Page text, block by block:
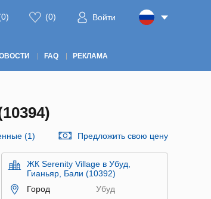
0) (0) Войти
FAQ РЕКЛАМА
(1) Предложить свою цену
ЖК Serenity Village в Убуд,
Гианьяр, Бали (10392)
Город
Убуд